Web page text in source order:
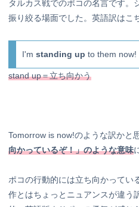
タルカス戦でのポコの名言です。
振り絞る場面でした。英語訳はこ
I'm standing up to them now!
stand up＝立ち向かう
Tomorrow is now!のような訳かと
向かっているぞ！」のような意味
ポコの行動的には立ち向かってい
作とはちょっとニュアンスが違う